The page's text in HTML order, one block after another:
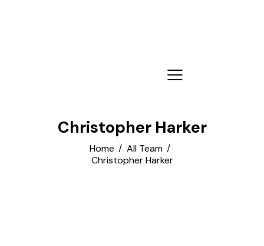
Christopher Harker
Home
All Team
Christopher Harker